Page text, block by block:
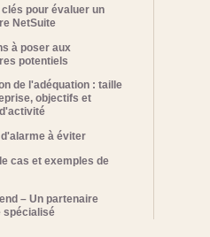
pour évaluer un
NetSuite
à poser aux
potentiels
de l'adéquation : taille
objectifs et
à éviter
cas et exemples de
– Un partenaire
spécialisé